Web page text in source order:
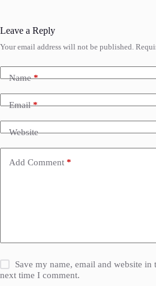
Leave a Reply
Your email address will not be published.
Name*
Email*
Website
Add Comment *
Save my name, email and website in
next time I comment.